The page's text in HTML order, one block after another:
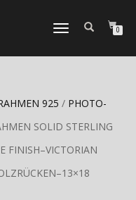
TOGGLE
0
925 / PHOTO-
SOLID STERLING
FINISH–VICTORIAN